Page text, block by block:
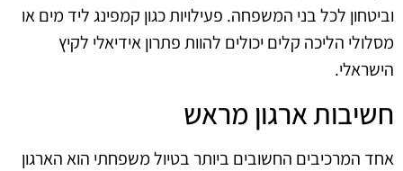
וביטחון לכל בני המשפחה. פעילויות כגון קמפינג ליד מים או
מסלולי הליכה קלים יכולים להוות פתרון אידיאלי לקיץ
הישראלי.
חשיבות ארגון מראש
אחד המרכיבים החשובים ביותר בטיול משפחתי הוא הארגון